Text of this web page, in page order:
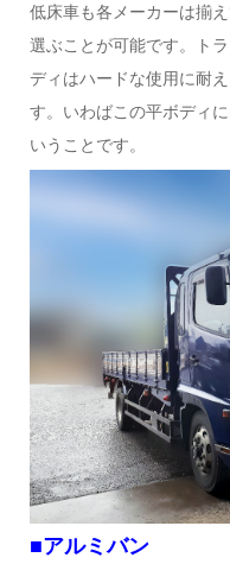
低床車も各メーカーは揃
選ぶことが可能です。ト
ディはハードな使用に耐
す。いわばこの平ボディ
いうことです。
■アルミバン